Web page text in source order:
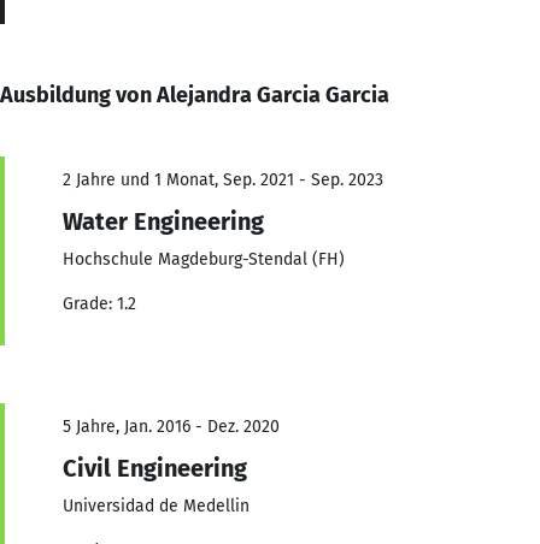
Ausbildung von Alejandra Garcia Garcia
2 Jahre und 1 Monat, Sep. 2021 - Sep. 2023
Water Engineering
Hochschule Magdeburg-Stendal (FH)
Grade: 1.2
5 Jahre, Jan. 2016 - Dez. 2020
Civil Engineering
Universidad de Medellin